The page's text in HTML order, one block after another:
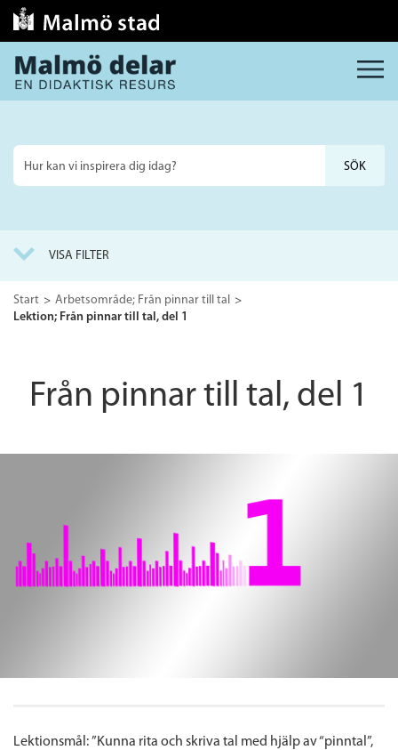
MENY
Sök
på
VISA FILTER
Start
Arbetsområde; Från pinnar till tal
Lektion; Från pinnar till tal, del 1
Från pinnar till tal, del 1
Lektionsmål: ”Kunna rita och skriva tal med hjälp av “pinntal”,